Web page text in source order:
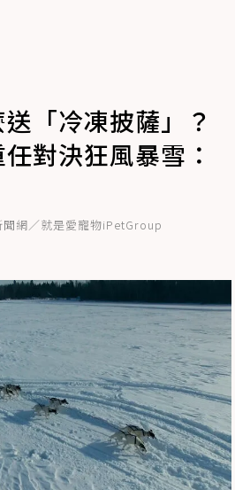
「冷凍披薩」？
對決狂風暴雪：
聞網／就是愛寵物iPetGroup